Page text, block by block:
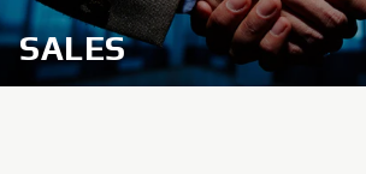
SALES